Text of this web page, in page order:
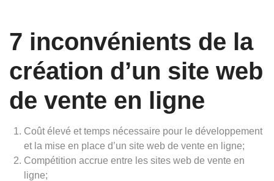
7 inconvénients de la
création d’un site web
de vente en ligne
Coût élevé et temps nécessaire pour le développement
et la mise en place d’un site web de vente en ligne;
Compétition accrue entre les sites web de vente en
ligne;